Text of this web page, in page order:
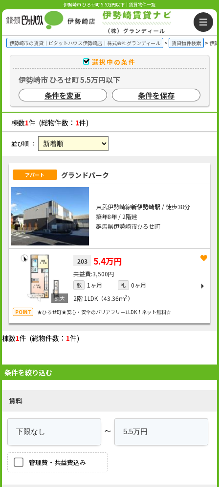
伊勢崎市 ひろせ町 5.5万円以下｜賃貸物件一覧
伊勢崎市の賃貸｜ピタットハウス伊勢崎店｜株式会社グランディール 賃貸物件検索 伊
選択中の条件
伊勢崎市 ひろせ町 5.5万円以下
条件を変更
条件を保存
棟数1件 (総物件数： 1件)
並び順 ：
アパート グランドパーク
東武伊勢崎線新伊勢崎駅/ 徒歩38分
築年8年 / 2階建
群馬県伊勢崎市ひろせ町
203 5.4万円
3,500円
敷 1ヶ月 礼
0ヶ月
2階 1LDK（43.36ｍ2）
★ひろせ町★安心・安全のバリアフリー1LDK！ネット無料☆
棟数1件 (総物件数： 1件)
条件を絞り込む
賃料
～
管理費・共益費込み